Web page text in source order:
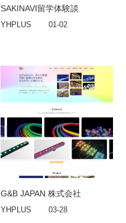
SAKINAVI留学体験談
YHPLUS 01-02
G&B JAPAN 株式会社
YHPLUS 03-28